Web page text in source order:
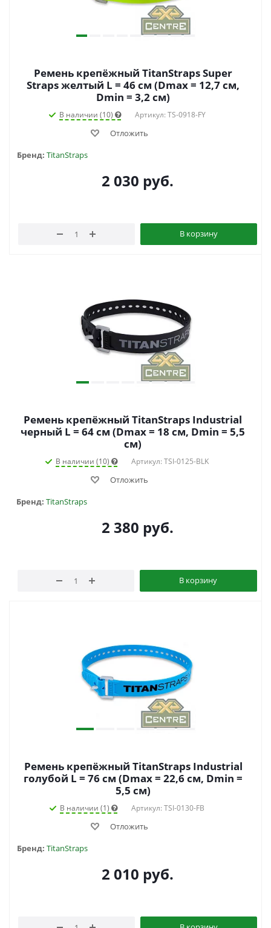
Ремень крепёжный TitanStraps Super
Straps желтый L = 46 см (Dmax = 12,7 см,
Dmin = 3,2 см)
В наличии (10) Артикул: TS-0918-FY
Отложить
Бренд: TitanStraps
2 030 руб.
В корзину
Ремень крепёжный TitanStraps Industrial
черный L = 64 см (Dmax = 18 см, Dmin = 5,5
см)
В наличии (10) Артикул: TSI-0125-BLK
Отложить
Бренд: TitanStraps
2 380 руб.
В корзину
Ремень крепёжный TitanStraps Industrial
голубой L = 76 см (Dmax = 22,6 см, Dmin =
5,5 см)
В наличии (1) Артикул: TSI-0130-FB
Отложить
Бренд: TitanStraps
2 010 руб.